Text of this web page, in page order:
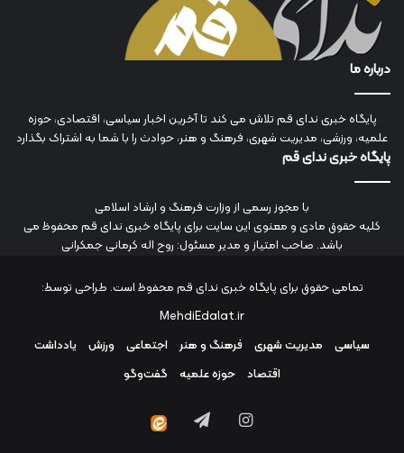
درباره ما
پایگاه خبری ندای قم تلاش می کند تا آخرین اخبار سیاسی، اقتصادی، حوزه
علمیه، ورزشی، مدیریت شهری، فرهنگ و هنر، حوادث را با شما به اشتراک بگذارد
پایگاه خبری ندای قم
با مجوز رسمی از وزارت فرهنگ و ارشاد اسلامی
کلیه حقوق مادی و معنوی این سایت برای پایگاه خبری ندای قم محفوظ می
باشد. صاحب امتیاز و مدیر مسئول: روح اله کرمانی جمکرانی
تمامی حقوق برای پایگاه خبری ندای قم محفوظ است. طراحی توسط:
MehdiEdalat.ir
سیاسی
مدیریت شهری فرهنگ و هنر اجتماعی ورزش
یادداشت
اقتصاد
حوزه علمیه گفت‌وگو
اینستاگرامتلگرام